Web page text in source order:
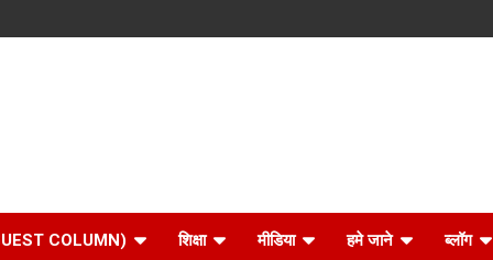
COLUMN) शिक्षा मीडिया हमे जाने ब्लॉग